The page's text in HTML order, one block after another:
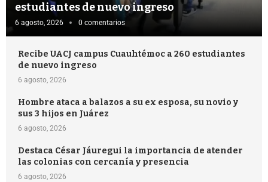
estudiantes de nuevo ingreso
6 agosto, 2026 0 comentarios
Recibe UACJ campus Cuauhtémoc a 260 estudiantes
de nuevo ingreso
6 agosto, 2026
Hombre ataca a balazos a su ex esposa, su novio y
sus 3 hijos en Juárez
6 agosto, 2026
Destaca César Jáuregui la importancia de atender
las colonias con cercanía y presencia
6 agosto, 2026